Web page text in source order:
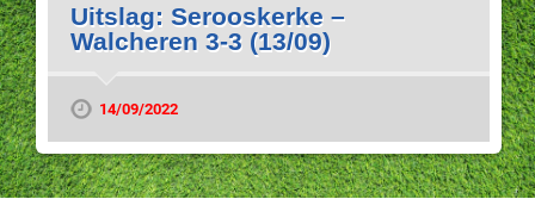
Uitslag: Serooskerke –
Walcheren 3-3 (13/09)
14/09/2022